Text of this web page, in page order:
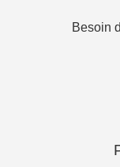
Besoin